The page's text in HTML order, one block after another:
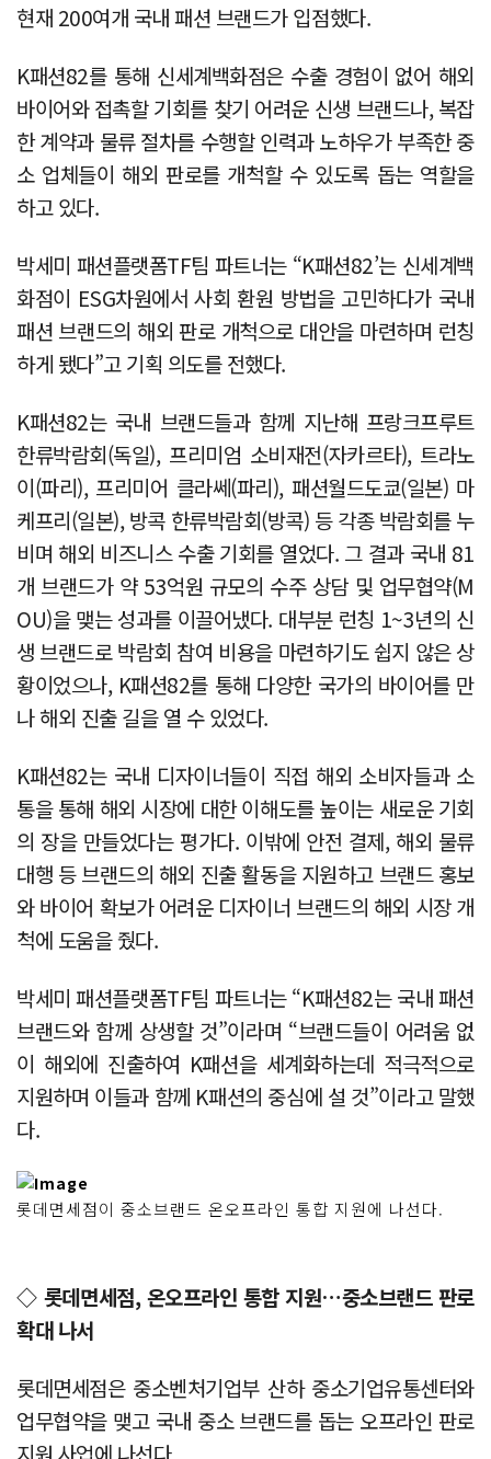
현재 200여개 국내 패션 브랜드가 입점했다.
K패션82를 통해 신세계백화점은 수출 경험이 없어 해외
바이어와 접촉할 기회를 찾기 어려운 신생 브랜드나, 복잡
한 계약과 물류 절차를 수행할 인력과 노하우가 부족한 중
소 업체들이 해외 판로를 개척할 수 있도록 돕는 역할을
하고 있다.
박세미 패션플랫폼TF팀 파트너는 “K패션82’는 신세계백
화점이 ESG차원에서 사회 환원 방법을 고민하다가 국내
패션 브랜드의 해외 판로 개척으로 대안을 마련하며 런칭
하게 됐다”고 기획 의도를 전했다.
K패션82는 국내 브랜드들과 함께 지난해 프랑크프루트
한류박람회(독일), 프리미엄 소비재전(자카르타), 트라노
이(파리), 프리미어 클라쎄(파리), 패션월드도쿄(일본) 마
케프리(일본), 방콕 한류박람회(방콕) 등 각종 박람회를 누
비며 해외 비즈니스 수출 기회를 열었다. 그 결과 국내 81
개 브랜드가 약 53억원 규모의 수주 상담 및 업무협약(M
OU)을 맺는 성과를 이끌어냈다. 대부분 런칭 1~3년의 신
생 브랜드로 박람회 참여 비용을 마련하기도 쉽지 않은 상
황이었으나, K패션82를 통해 다양한 국가의 바이어를 만
나 해외 진출 길을 열 수 있었다.
K패션82는 국내 디자이너들이 직접 해외 소비자들과 소
통을 통해 해외 시장에 대한 이해도를 높이는 새로운 기회
의 장을 만들었다는 평가다. 이밖에 안전 결제, 해외 물류
대행 등 브랜드의 해외 진출 활동을 지원하고 브랜드 홍보
와 바이어 확보가 어려운 디자이너 브랜드의 해외 시장 개
척에 도움을 줬다.
박세미 패션플랫폼TF팀 파트너는 “K패션82는 국내 패션
브랜드와 함께 상생할 것”이라며 “브랜드들이 어려움 없
이 해외에 진출하여 K패션을 세계화하는데 적극적으로
지원하며 이들과 함께 K패션의 중심에 설 것”이라고 말했
다.
롯데면세점이 중소브랜드 온오프라인 통합 지원에 나선다.
◇ 롯데면세점, 온오프라인 통합 지원…중소브랜드 판로
확대 나서
롯데면세점은 중소벤처기업부 산하 중소기업유통센터와
업무협약을 맺고 국내 중소 브랜드를 돕는 오프라인 판로
지원 사업에 나선다.